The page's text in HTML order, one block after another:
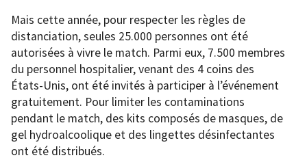
Mais cette année, pour respecter les règles de
distanciation, seules 25.000 personnes ont été
autorisées à vivre le match. Parmi eux, 7.500 membres
du personnel hospitalier, venant des 4 coins des
États-Unis, ont été invités à participer à l’événement
gratuitement. Pour limiter les contaminations
pendant le match, des kits composés de masques, de
gel hydroalcoolique et des lingettes désinfectantes
ont été distribués.